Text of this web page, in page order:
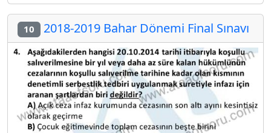
10 2018-2019 Bahar Dönemi Final Sınavı